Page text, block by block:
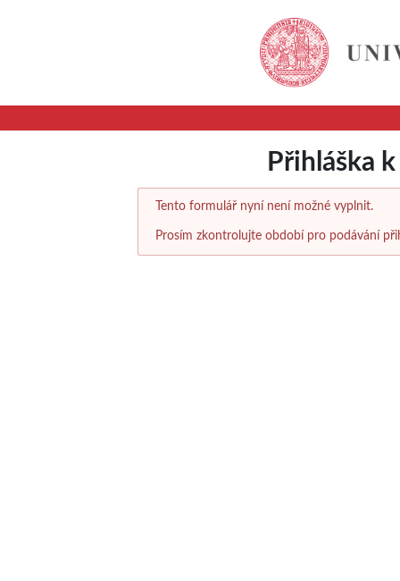
Přihláška
Tento formulář nyní není možné vyplnit.
Prosím zkontrolujte období pro podávání